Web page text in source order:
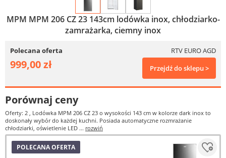
MPM MPM 206 CZ 23 143cm lodówka inox, chłodziarko-
zamrażarka, ciemny inox
Polecana oferta RTV EURO AGD
999,00 zł Przejdź do sklepu >
Porównaj ceny
Oferty: 2 , Lodówka MPM 206 CZ 23 o wysokości 143 cm w kolorze dark inox to
doskonały wybór do każdej kuchni. Posiada automatyczne rozmrażanie
chłodziarki, oświetlenie LED ... rozwiń
POLECANA OFERTA